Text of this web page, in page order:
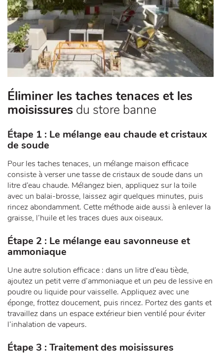
Éliminer les taches tenaces et les
moisissures du store banne
Étape 1 : Le mélange eau chaude et cristaux
de soude
Pour les taches tenaces, un mélange maison efficace
consiste à verser une tasse de cristaux de soude dans un
litre d’eau chaude. Mélangez bien, appliquez sur la toile
avec un balai-brosse, laissez agir quelques minutes, puis
rincez abondamment. Cette méthode aide aussi à enlever la
graisse, l’huile et les traces dues aux oiseaux.
Étape 2 : Le mélange eau savonneuse et
ammoniaque
Une autre solution efficace : dans un litre d’eau tiède,
ajoutez un petit verre d’ammoniaque et un peu de lessive en
poudre ou liquide pour vaisselle. Appliquez avec une
éponge, frottez doucement, puis rincez. Portez des gants et
travaillez dans un espace extérieur bien ventilé pour éviter
l’inhalation de vapeurs.
Étape 3 : Traitement des moisissures